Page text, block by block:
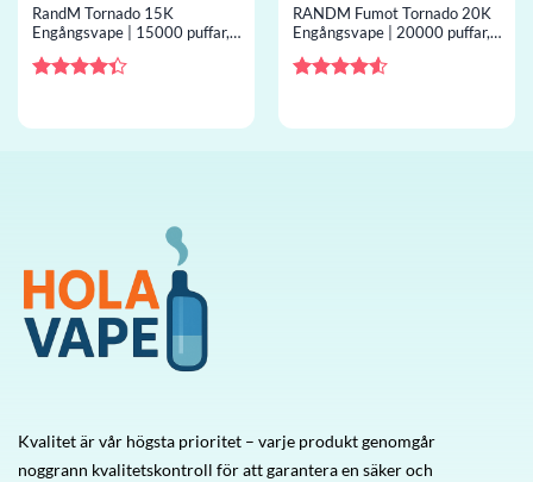
RandM Tornado 15K
Engångsvape | 15000 puffar,
engångsvape grossist
RANDM Fumot Tornado 20K
Engångsvape | 20000 puffar,
engångsvape grossist
Kvalitet är vår högsta prioritet – varje produkt genomgår
noggrann kvalitetskontroll för att garantera en säker och